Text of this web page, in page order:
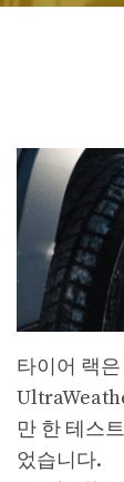
타이어 랙
만 한 테스
었습니다.